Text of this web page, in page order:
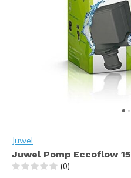
Juwel
Juwel Pomp Eccoflow
(0)